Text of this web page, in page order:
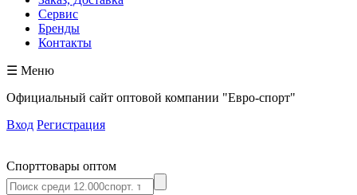
Сервис
Бренды
Контакты
☰ Меню
Официальный сайт оптовой компании "Евро-спорт"
Вход Регистрация
Спорттовары оптом